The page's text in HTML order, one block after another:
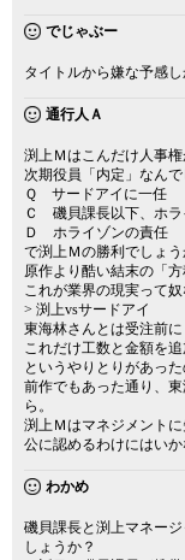
でじゃぶー
タイトルから嫌な予感
通行人Ａ
渕上Ｍはこんだけ人事
次期役員「内定」なんで
Ｑ サードアイに一任
Ｃ 磯貝課長以下、ホラ
Ｄ ホライゾンの責任
で渕上Ｍの勝利でしょう
原作より酷い結末の「
これが業界の現実って奴
> 渕上vsサードアイ
東海林さんとは受注前
これだけ工数と金額を追
というやりとりがあっ
前作でもあった通り、
ら。
渕上Ｍはマネジメント
公に認めるわけにはいか
わかめ
磯貝課長と渕上マネー
しょうか？